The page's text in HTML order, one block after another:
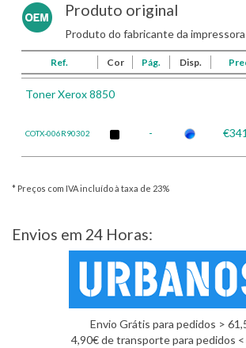
Produto original
Produto do fabricante da impressora
Ref. Cor Pág. Disp.
Toner Xerox 8850
COTX-006R90302 -
* Preços com IVA incluído à taxa de 23%
Envios em 24 Horas:
Envio Grátis para pedidos >
4,90€ de transporte para pedidos